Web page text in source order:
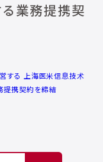
業務提携契
する 上海医米信息技术
提携契約を締結